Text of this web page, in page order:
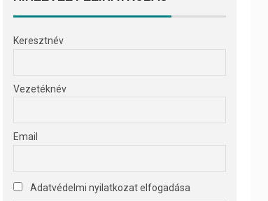
Keresztnév
Vezetéknév
Email
Adatvédelmi nyilatkozat elfogadása